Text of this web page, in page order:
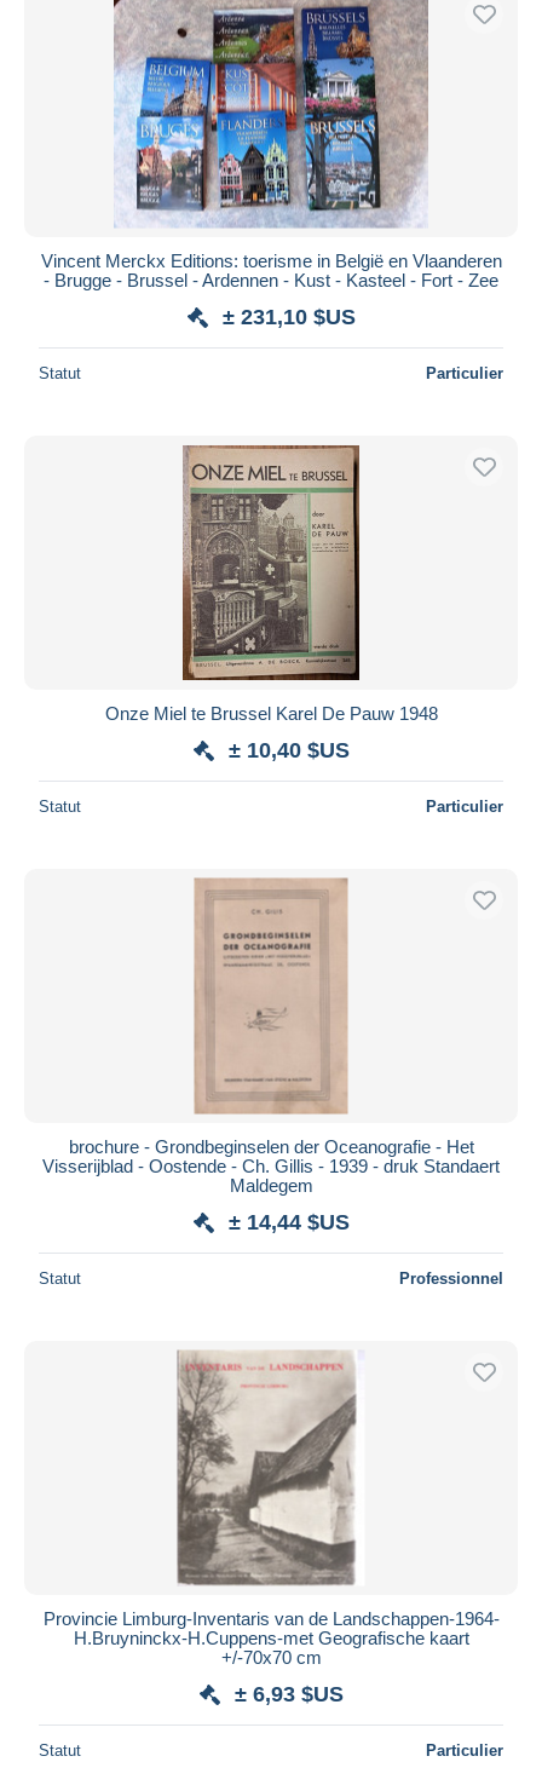
Uniquement en réduction
Livraison gratuite
Méthodes de paiement
PayPal
Virement bancaire
Visa
Mastercard
Bancontact
iDeal
Maestro
Appliquer
Vincent Merckx Editions: toerisme in België en Vlaanderen
- Brugge - Brussel - Ardennen - Kust - Kasteel - Fort - Zee
± 231,10 $US
Statut Particulier
Onze Miel te Brussel Karel De Pauw 1948
± 10,40 $US
Statut Particulier
brochure - Grondbeginselen der Oceanografie - Het
Visserijblad - Oostende - Ch. Gillis - 1939 - druk Standaert
Maldegem
± 14,44 $US
Statut Professionnel
Provincie Limburg-Inventaris van de Landschappen-1964-
H.Bruyninckx-H.Cuppens-met Geografische kaart
+/-70x70 cm
± 6,93 $US
Statut Particulier